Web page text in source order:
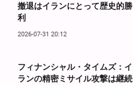
撤退はイランにとって歴史的勝
利
2026-07-31 20:12
フィナンシャル・タイムズ：イ
ランの精密ミサイル攻撃は継続